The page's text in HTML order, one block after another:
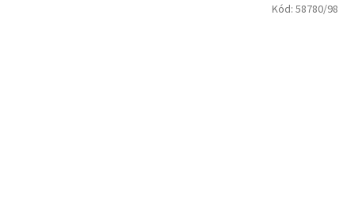
Kód: 58780/98